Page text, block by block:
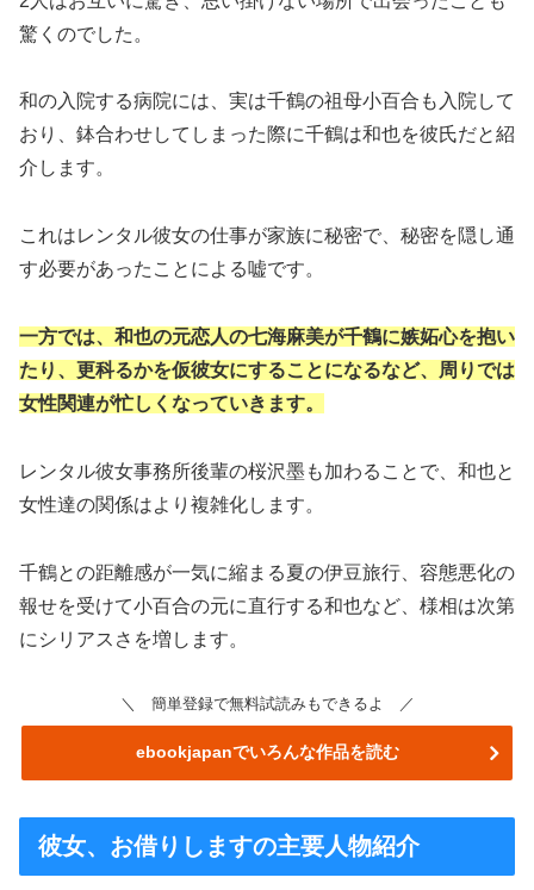
驚くのでした。
和の入院する病院には、実は千鶴の祖母小百合も入院して
おり、鉢合わせしてしまった際に千鶴は和也を彼氏だと紹
介します。
これはレンタル彼女の仕事が家族に秘密で、秘密を隠し通
す必要があったことによる嘘です。
一方では、和也の元恋人の七海麻美が千鶴に嫉妬心を抱い
たり、更科るかを仮彼女にすることになるなど、周りでは
女性関連が忙しくなっていきます。
レンタル彼女事務所後輩の桜沢墨も加わることで、和也と
女性達の関係はより複雑化します。
千鶴との距離感が一気に縮まる夏の伊豆旅行、容態悪化の
報せを受けて小百合の元に直行する和也など、様相は次第
にシリアスさを増します。
＼ 簡単登録で無料試読みもできるよ ／
ebookjapanでいろんな作品を読む
彼女、お借りしますの主要人物紹介